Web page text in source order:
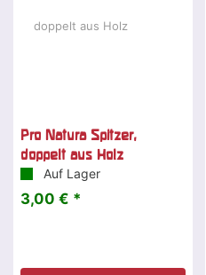
Pro Natura Spitzer,
doppelt aus Holz
Auf Lager
3,00 € *